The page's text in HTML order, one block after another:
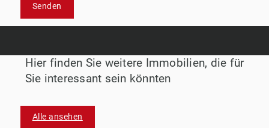
Senden
Hier finden Sie weitere Immobilien, die für
Sie interessant sein könnten
Alle ansehen